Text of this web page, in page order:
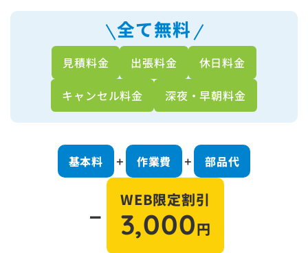
見積料金 出張料金
休日料金
キャンセル料金
深夜・早朝料金
全て無料
基本料 ＋ 作業費 ＋ 部品代
－
WEB限定割引
3,000円